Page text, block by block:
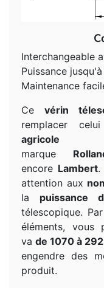
Interchangeable
Puissance
Maintenance
Cevérin
remplacer
agricole
marque
encore Lambert.
attention aux
la puissance
télescopique.
éléments, vous
va de 1070 à
engendre des
produit.